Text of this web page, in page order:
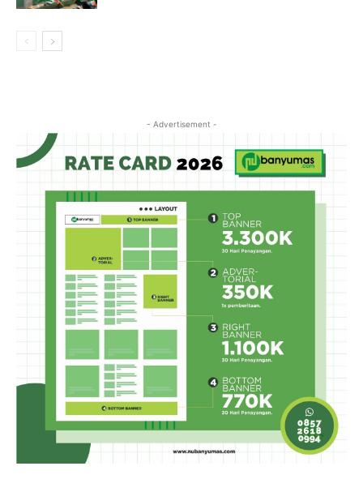
- Advertisement -